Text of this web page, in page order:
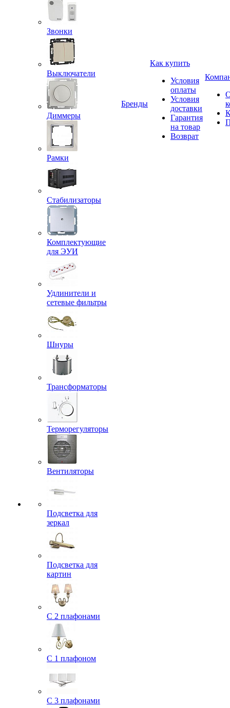
Звонки
Выключатели
Диммеры
Рамки
Стабилизаторы
Комплектующие
для ЭУИ
Удлинители и
сетевые фильтры
Шнуры
Трансформаторы
Терморегуляторы
Вентиляторы
Подсветка для
зеркал
Подсветка для
картин
С 2 плафонами
С 1 плафоном
С 3 плафонами
Бренды
Как купить
Условия
оплаты
Условия
доставки
Гарантия
на товар
Возврат